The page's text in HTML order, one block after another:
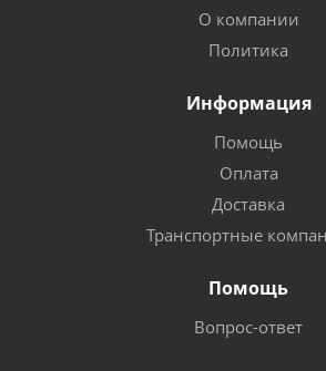
О компании
Политика
Информация
Помощь
Оплата
Доставка
Транспортные
Помощь
Вопрос-ответ